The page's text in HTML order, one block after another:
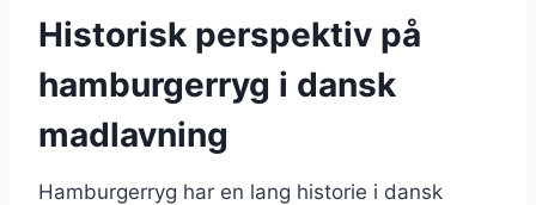
Historisk perspektiv på
hamburgerryg i dansk
madlavning
Hamburgerryg har en lang historie i dansk